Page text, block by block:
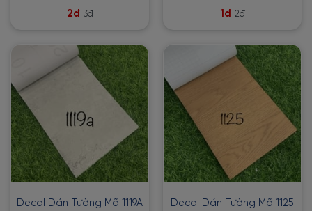
2đ 3đ
1đ 2đ
Decal Dán Tường Mã 1119A
Decal Dán Tường Mã 1125